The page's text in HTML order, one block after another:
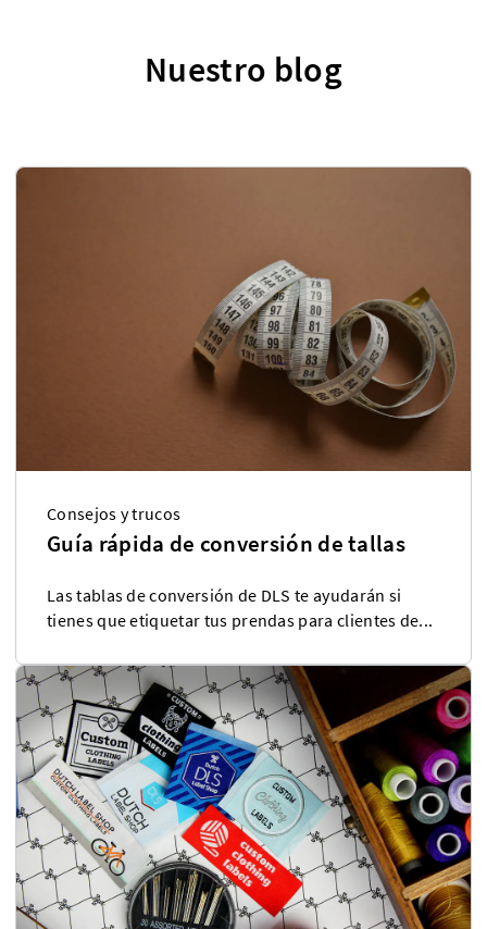
Nuestro blog
Consejos y trucos
Guía rápida de conversión de tallas
Las tablas de conversión de DLS te ayudarán si
tienes que etiquetar tus prendas para clientes de...